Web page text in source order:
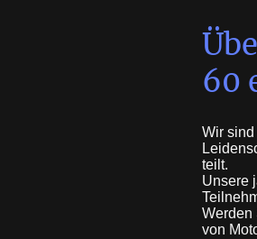
60
Wir
teilt.
Unsere
Werden
von